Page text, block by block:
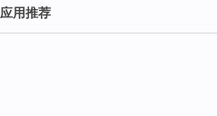
应用推荐